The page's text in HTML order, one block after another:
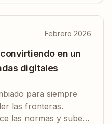
Febrero 2026
en un
digitales
para siempre
las fronteras.
las normas y suben